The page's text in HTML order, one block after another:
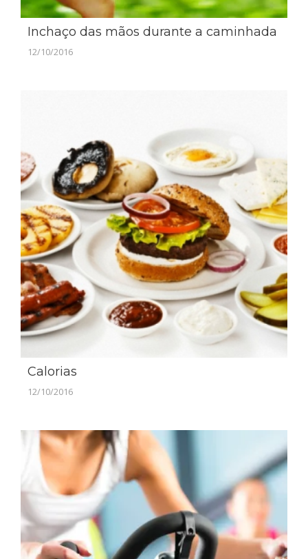
Inchaço das mãos durante a caminhada
12/10/2016
Calorias
12/10/2016